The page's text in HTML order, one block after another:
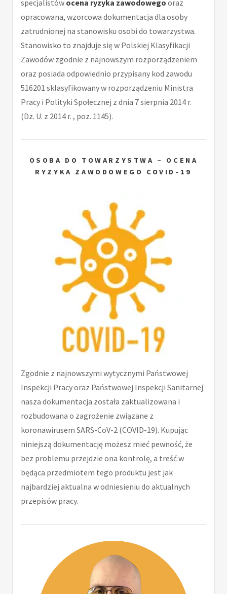
specjalistów ocena ryzyka zawodowego oraz
opracowana, wzorcowa dokumentacja dla osoby
zatrudnionej na stanowisku osobi do towarzystwa.
Stanowisko to znajduje się w Polskiej Klasyfikacji
Zawodów zgodnie z najnowszym rozporządzeniem
oraz posiada odpowiednio przypisany kod zawodu
516201 sklasyfikowany w rozporządzeniu Ministra
Pracy i Polityki Społecznej z dnia 7 sierpnia 2014 r.
(Dz. U. z 2014 r. , poz. 1145).
OSOBA DO TOWARZYSTWA – OCENA
RYZYKA ZAWODOWEGO COVID-19
Zgodnie z najnowszymi wytycznymi Państwowej
Inspekcji Pracy oraz Państwowej Inspekcji Sanitarnej
nasza dokumentacja została zaktualizowana i
rozbudowana o zagrożenie związane z
koronawirusem SARS-CoV-2 (COVID-19). Kupując
niniejszą dokumentację możesz mieć pewność, że
bez problemu przejdzie ona kontrolę, a treść w
będąca przedmiotem tego produktu jest jak
najbardziej aktualna w odniesieniu do aktualnych
przepisów pracy.